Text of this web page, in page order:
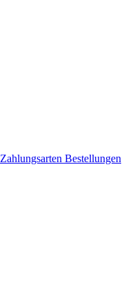
Zahlungsarten Bestellungen